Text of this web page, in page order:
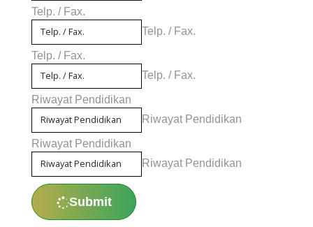
Telp. / Fax.
Telp. / Fax.
Telp. / Fax.
Telp. / Fax.
Riwayat Pendidikan
Riwayat Pendidikan
Riwayat Pendidikan
Riwayat Pendidikan
Submit